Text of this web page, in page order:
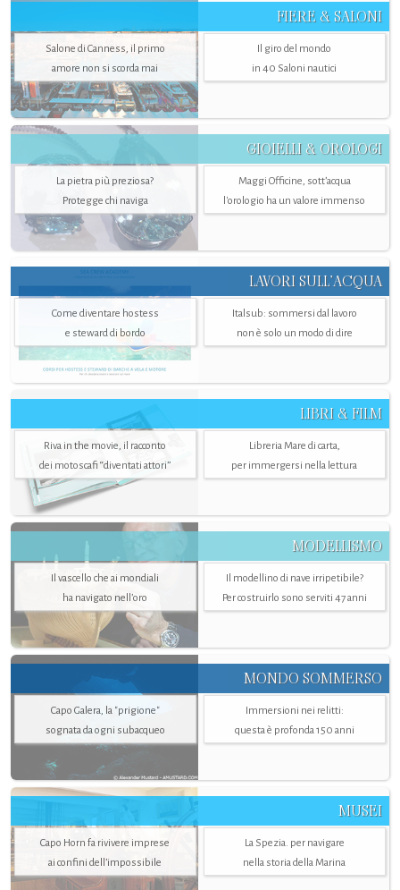
FIERE & SALONI
Salone di Canness, il primo
amore non si scorda mai
Il giro del mondo
in 40 Saloni nautici
GIOIELLI & OROLOGI
La pietra più preziosa?
Protegge chi naviga
Maggi Officine, sott’acqua
l'orologio ha un valore immenso
LAVORI SULL’ACQUA
Come diventare hostess
e steward di bordo
Italsub: sommersi dal lavoro
non è solo un modo di dire
LIBRI & FILM
Riva in the movie, il racconto
dei motoscafi “diventati attori”
Libreria Mare di carta,
per immergersi nella lettura
MODELLISMO
Il vascello che ai mondiali
ha navigato nell’oro
Il modellino di nave irripetibile?
Per costruirlo sono serviti 47 anni
MONDO SOMMERSO
Capo Galera, la "prigione"
sognata da ogni subacqueo
Immersioni nei relitti:
questa è profonda 150 anni
MUSEI
Capo Horn fa rivivere imprese
ai confini dell’impossibile
La Spezia. per navigare
nella storia della Marina